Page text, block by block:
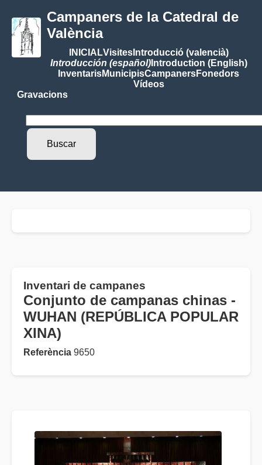
Campaners de la Catedral de
València
INICIALVisitesIntroducció (valencià)
Introducción (español)Introduction (English)
InventarisMunicipisCampanersFonedors
Vídeos
Gravacions
Inventari de campanes
Conjunto de campanas chinas -
WUHAN (REPÚBLICA POPULAR
XINA)
Referència 9650